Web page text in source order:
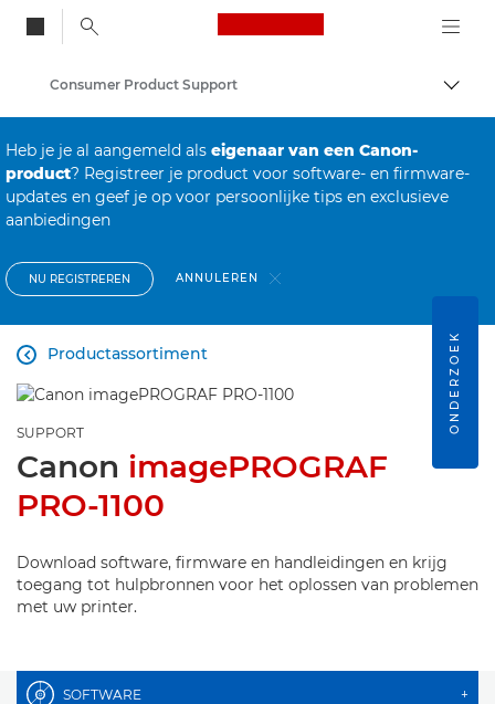
Canon Logo, back
Consumer Product Support
Heb je je al aangemeld als eigenaar van een Canon-
product? Registreer je product voor software- en firmware-
updates en geef je op voor persoonlijke tips en exclusieve
aanbiedingen
NU REGISTREREN ANNULEREN
Productassortiment

SUPPORT
Canon imagePROGRAF
PRO-1100
Download software, firmware en handleidingen en krijg
toegang tot hulpbronnen voor het oplossen van problemen
met uw printer.
SOFTWARE +
ONDERZOEK